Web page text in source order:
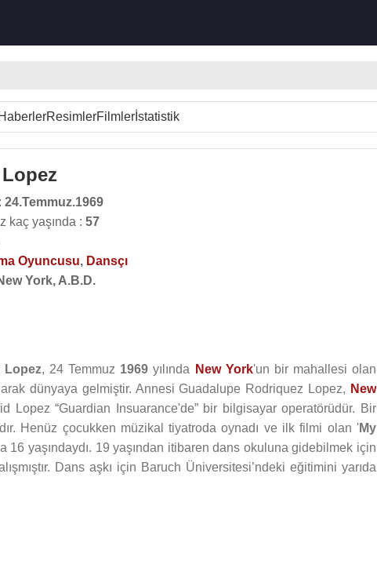
HaberlerResimlerFilmler İstatistik
24.Temmuz.1969
kaç yaşında : 57
Oyuncusu, Dansçı
York, A.B.D.
Lopez, 24 Temmuz 1969 yılında New York'un bir mahallesi olan
dünyaya gelmiştir. Annesi Guadalupe Rodriquez Lopez, New
Lopez “Guardian Insuarance'de” bir bilgisayar operatörüdür. Bir
Henüz çocukken müzikal tiyatroda oynadı ve ilk filmi olan 'My
16 yaşındaydı. 19 yaşından itibaren dans okuluna gidebilmek için
Dans aşkı için Baruch Üniversitesi’ndeki eğitimini yarıda